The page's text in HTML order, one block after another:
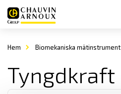
Hem Biomekaniska mätinstrument
Tyngdkraft